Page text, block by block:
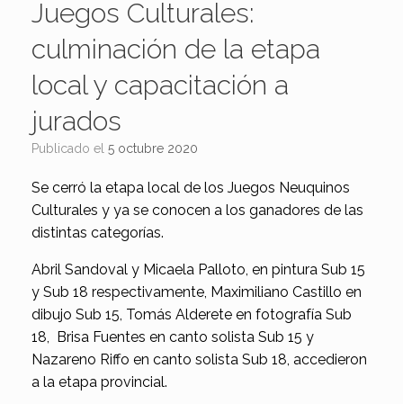
Juegos Culturales:
culminación de la etapa
local y capacitación a
jurados
Publicado el 5 octubre 2020
Se cerró la etapa local de los Juegos Neuquinos
Culturales y ya se conocen a los ganadores de las
distintas categorías.
Abril Sandoval y Micaela Palloto, en pintura Sub 15
y Sub 18 respectivamente, Maximiliano Castillo en
dibujo Sub 15, Tomás Alderete en fotografía Sub
18, Brisa Fuentes en canto solista Sub 15 y
Nazareno Riffo en canto solista Sub 18, accedieron
a la etapa provincial.